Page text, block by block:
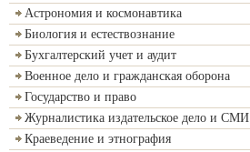
Астрономия и космонавтика
Биология и естествознание
Бухгалтерский учет и аудит
Военное дело и гражданская оборона
Государство и право
Журналистика издательское дело и СМИ
Краеведение и этнография